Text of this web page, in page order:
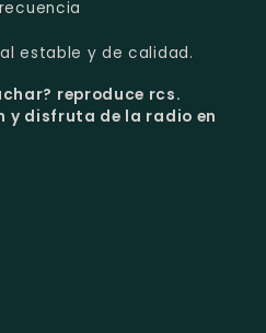
estable y de calidad.
reproduce rcs.
y disfruta de la radio en